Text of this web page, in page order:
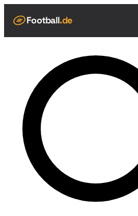
Football.de
Live Scores
Spielplan
Teams
Tabelle
Football Regeln